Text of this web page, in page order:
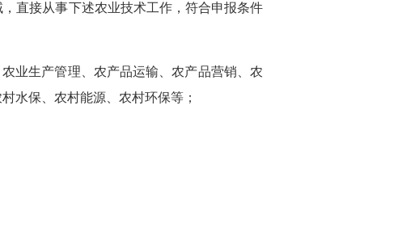
直接从事下述农业技术工作，符合申报条件
业生产管理、农产品运输、农产品营销、农
水保、农村能源、农村环保等；